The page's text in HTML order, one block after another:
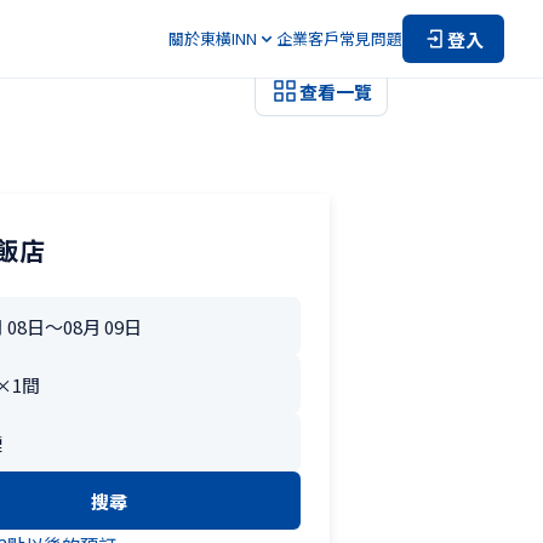
關於東橫INN 企業客戶常見問題 登入
查看一覽
店
搜尋